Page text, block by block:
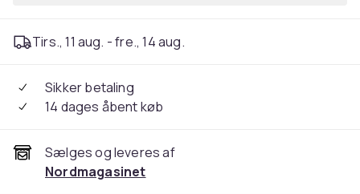
Tirs., 11 aug. - fre., 14 aug.
Sikker betaling
14 dages åbent køb
Sælges og leveres af
Nordmagasinet